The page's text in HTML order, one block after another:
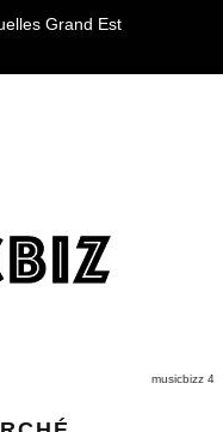
musicbizz 4